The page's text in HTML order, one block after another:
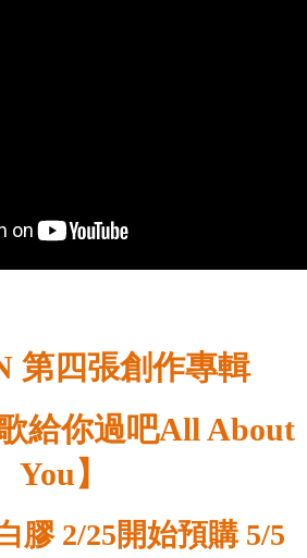
第四張創作專輯
給你過吧All About
You】
膠 2/25開始預購 5/5